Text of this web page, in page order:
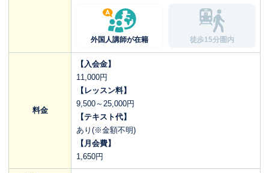
外国人講師が在籍 徒歩15分圏内
料金
【入会金】
11,000円
【レッスン料】
9,500～25,000円
【テキスト代】
あり(※金額不明)
【月会費】
1,650円